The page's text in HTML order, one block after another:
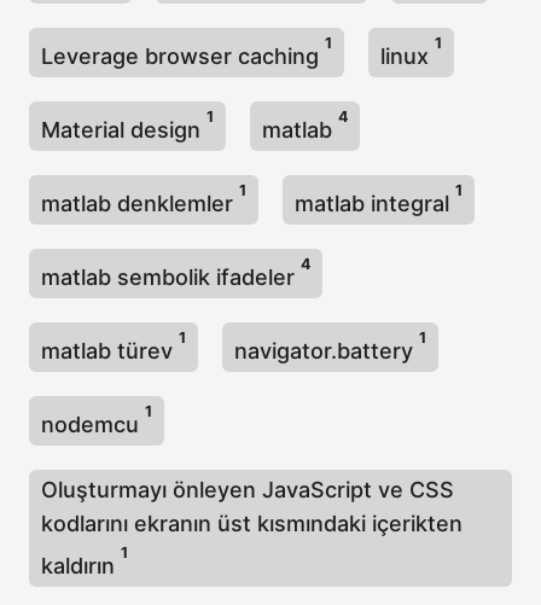
Leverage browser caching
1
linux
1
Material design
1
matlab
4
matlab denklemler
1
matlab integral
1
matlab sembolik ifadeler
4
matlab türev
1
navigator.battery
1
nodemcu
1
Oluşturmayı önleyen JavaScript ve CSS
kodlarını ekranın üst kısmındaki içerikten
kaldırın
1